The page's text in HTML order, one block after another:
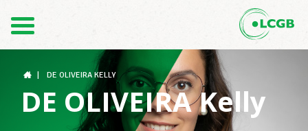
DE
Le LCGB
DE OLIVEIRA KELLY
DE OLIVEIRA Kelly